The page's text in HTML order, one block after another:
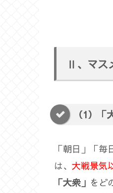
Ⅱ、マス
（1）
「朝日」「
は、 大戦景気
「大衆」 をど